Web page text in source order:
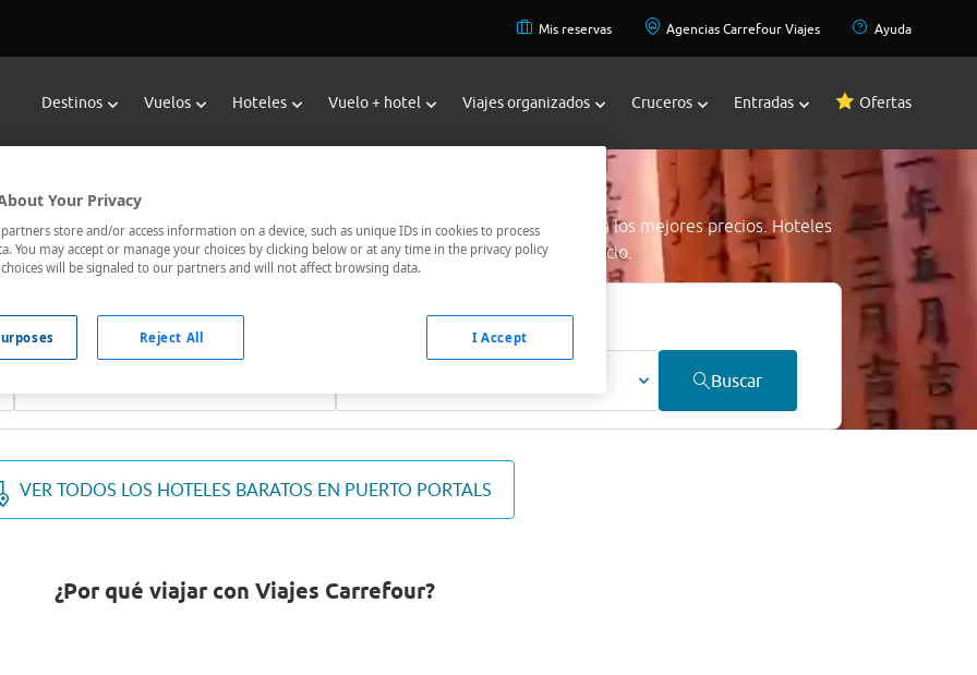
Mis reservas Agencias Carrefour Viajes Ayuda
Destinos Vuelos Hoteles Vuelo + hotel Viajes organizados Cruceros Entradas Ofertas
Hoteles en Puerto Portals
de hoteles de Viajes Carrefour te ofrece hoteles baratos en Puerto Portals
a los mejores precios. Hoteles
comunicados, el hotel que busques nosotros te lo encontramos al mejor precio.
Fechas *
Buscar
VER TODOS LOS HOTELES BARATOS EN PUERTO PORTALS
¿Por qué viajar con Viajes Carrefour?
Your Privacy
store and/or access information on a device, such as unique IDs in cookies to process
You may accept or manage your choices by clicking below or at any time in the privacy policy
choices will be signaled to our partners and will not affect browsing data.
Reject All I Accept